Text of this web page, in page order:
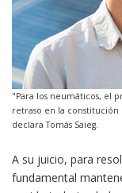
"Para los neumáticos, el
retraso en la constitución
declara Tomás Saieg.
A su juicio, para
fundamental